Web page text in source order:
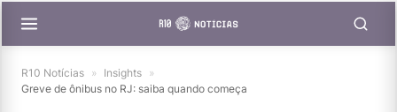
R10 Notícias » Insights »
Greve de ônibus no RJ: saiba quando começa